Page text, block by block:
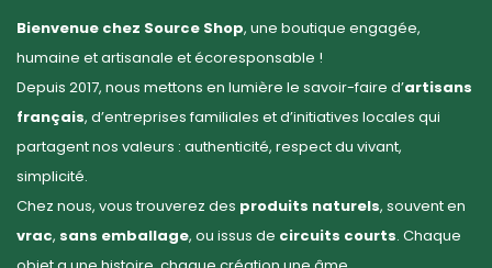
Bienvenue chez Source Shop, une boutique engagée,
humaine et artisanale et écoresponsable !
Depuis 2017, nous mettons en lumière le savoir-faire d’artisans
français, d’entreprises familiales et d’initiatives locales qui
partagent nos valeurs : authenticité, respect du vivant,
simplicité.
Chez nous, vous trouverez des produits naturels, souvent en
vrac, sans emballage, ou issus de circuits courts. Chaque